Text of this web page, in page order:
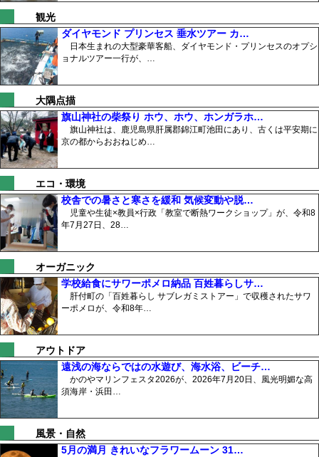
観光
ダイヤモンド プリンセス 垂水ツアー カ…
日本生まれの大型豪華客船、ダイヤモンド・プリンセスのオプシ
ョナルツアー一行が、…
大隅点描
旗山神社の柴祭り ホウ、ホウ、ホンガラホ…
旗山神社は、鹿児島県肝属郡錦江町池田にあり、古くは平安期に
京の都からおおねじめ…
エコ・環境
校舎での暑さと寒さを緩和 気候変動や脱…
児童や生徒×教員×行政「教室で断熱ワークショップ」が、令和8
年7月27日、28…
オーガニック
学校給食にサワーポメロ納品 百姓暮らしサ…
肝付町の「百姓暮らし サブレガミストアー」で収穫されたサワ
ーポメロが、令和8年…
アウトドア
遠浅の海ならではの水遊び、海水浴、ビーチ…
かのやマリンフェスタ2026が、2026年7月20日、風光明媚な高
須海岸・浜田…
風景・自然
5月の満月 きれいなフラワームーン 31…